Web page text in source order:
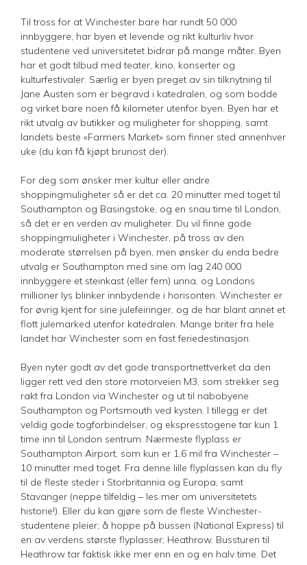
Til tross for at Winchester bare har rundt 50 000
innbyggere, har byen et levende og rikt kulturliv hvor
studentene ved universitetet bidrar på mange måter. Byen
har et godt tilbud med teater, kino, konserter og
kulturfestivaler. Særlig er byen preget av sin tilknytning til
Jane Austen som er begravd i katedralen, og som bodde
og virket bare noen få kilometer utenfor byen. Byen har et
rikt utvalg av butikker og muligheter for shopping, samt
landets beste «Farmers Market» som finner sted annenhver
uke (du kan få kjøpt brunost der).
For deg som ønsker mer kultur eller andre
shoppingmuligheter så er det ca. 20 minutter med toget til
Southampton og Basingstoke, og en snau time til London,
så det er en verden av muligheter. Du vil finne gode
shoppingmuligheter i Winchester, på tross av den
moderate størrelsen på byen, men ønsker du enda bedre
utvalg er Southampton med sine om lag 240 000
innbyggere et steinkast (eller fem) unna, og Londons
millioner lys blinker innbydende i horisonten. Winchester er
for øvrig kjent for sine julefeiringer, og de har blant annet et
flott julemarked utenfor katedralen. Mange briter fra hele
landet har Winchester som en fast feriedestinasjon.
Byen nyter godt av det gode transportnettverket da den
ligger rett ved den store motorveien M3, som strekker seg
rakt fra London via Winchester og ut til nabobyene
Southampton og Portsmouth ved kysten. I tillegg er det
veldig gode togforbindelser, og ekspresstogene tar kun 1
time inn til London sentrum. Nærmeste flyplass er
Southampton Airport, som kun er 1,6 mil fra Winchester –
10 minutter med toget. Fra denne lille flyplassen kan du fly
til de fleste steder i Storbritannia og Europa, samt
Stavanger (neppe tilfeldig – les mer om universitetets
historie!). Eller du kan gjøre som de fleste Winchester-
studentene pleier; å hoppe på bussen (National Express) til
en av verdens største flyplasser; Heathrow. Bussturen til
Heathrow tar faktisk ikke mer enn en og en halv time. Det